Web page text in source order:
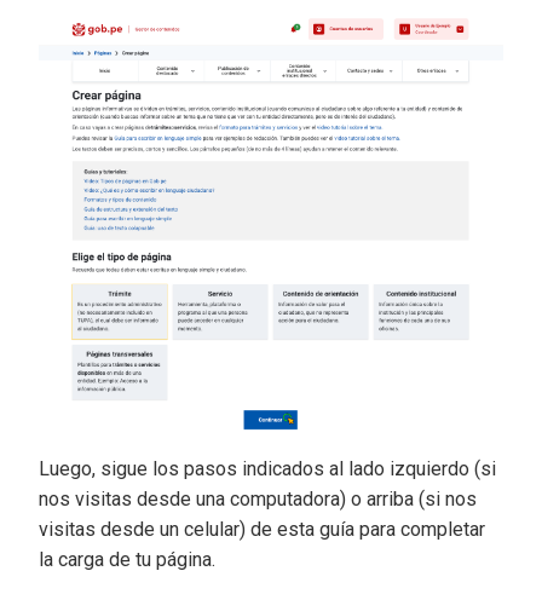
Luego, sigue los pasos indicados al lado izquierdo (si
nos visitas desde una computadora) o arriba (si nos
visitas desde un celular) de esta guía para completar
la carga de tu página.